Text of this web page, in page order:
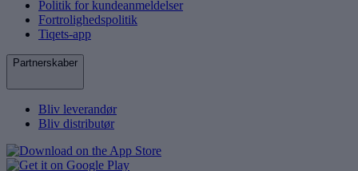
Politik for kundeanmeldelser
Fortrolighedspolitik
Tiqets-app
Partnerskaber
Bliv leverandør
Bliv distributør